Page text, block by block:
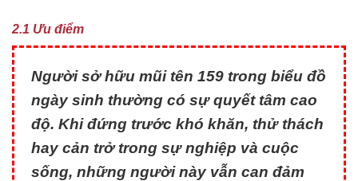
2.1 Ưu điểm
Người sở hữu mũi tên 159 trong biểu đồ
ngày sinh thường có sự quyết tâm cao
độ. Khi đứng trước khó khăn, thử thách
hay cản trở trong sự nghiệp và cuộc
sống, những người này vẫn can đảm